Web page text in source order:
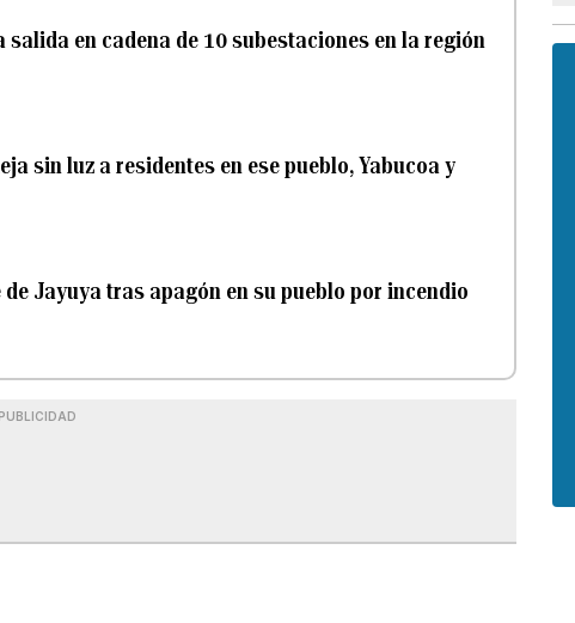
salida en cadena de 10 subestaciones en la región
sin luz a residentes en ese pueblo, Yabucoa y
Jayuya tras apagón en su pueblo por incendio
PUBLICIDAD